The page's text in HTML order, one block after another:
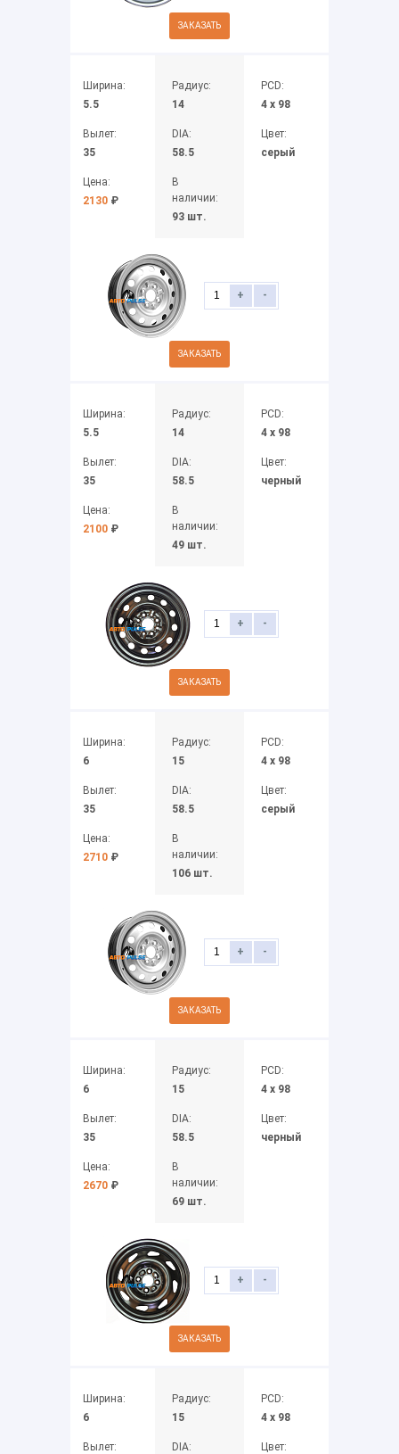
ЗАКАЗАТЬ
Ширина:
5.5
Вылет:
35
Цена:
2130 ₽
Радиус:
14
DIA:
58.5
В
наличии:
93 шт.
PCD:
4 x 98
Цвет:
серый
+ -
ЗАКАЗАТЬ
Ширина:
5.5
Вылет:
35
Цена:
2100 ₽
Радиус:
14
DIA:
58.5
В
наличии:
49 шт.
PCD:
4 x 98
Цвет:
черный
+ -
ЗАКАЗАТЬ
Ширина:
6
Вылет:
35
Цена:
2710 ₽
Радиус:
15
DIA:
58.5
В
наличии:
106 шт.
PCD:
4 x 98
Цвет:
серый
+ -
ЗАКАЗАТЬ
Ширина:
6
Вылет:
35
Цена:
2670 ₽
Радиус:
15
DIA:
58.5
В
наличии:
69 шт.
PCD:
4 x 98
Цвет:
черный
+ -
ЗАКАЗАТЬ
Ширина:
6
Вылет:
Радиус:
15
DIA:
PCD:
4 x 98
Цвет: